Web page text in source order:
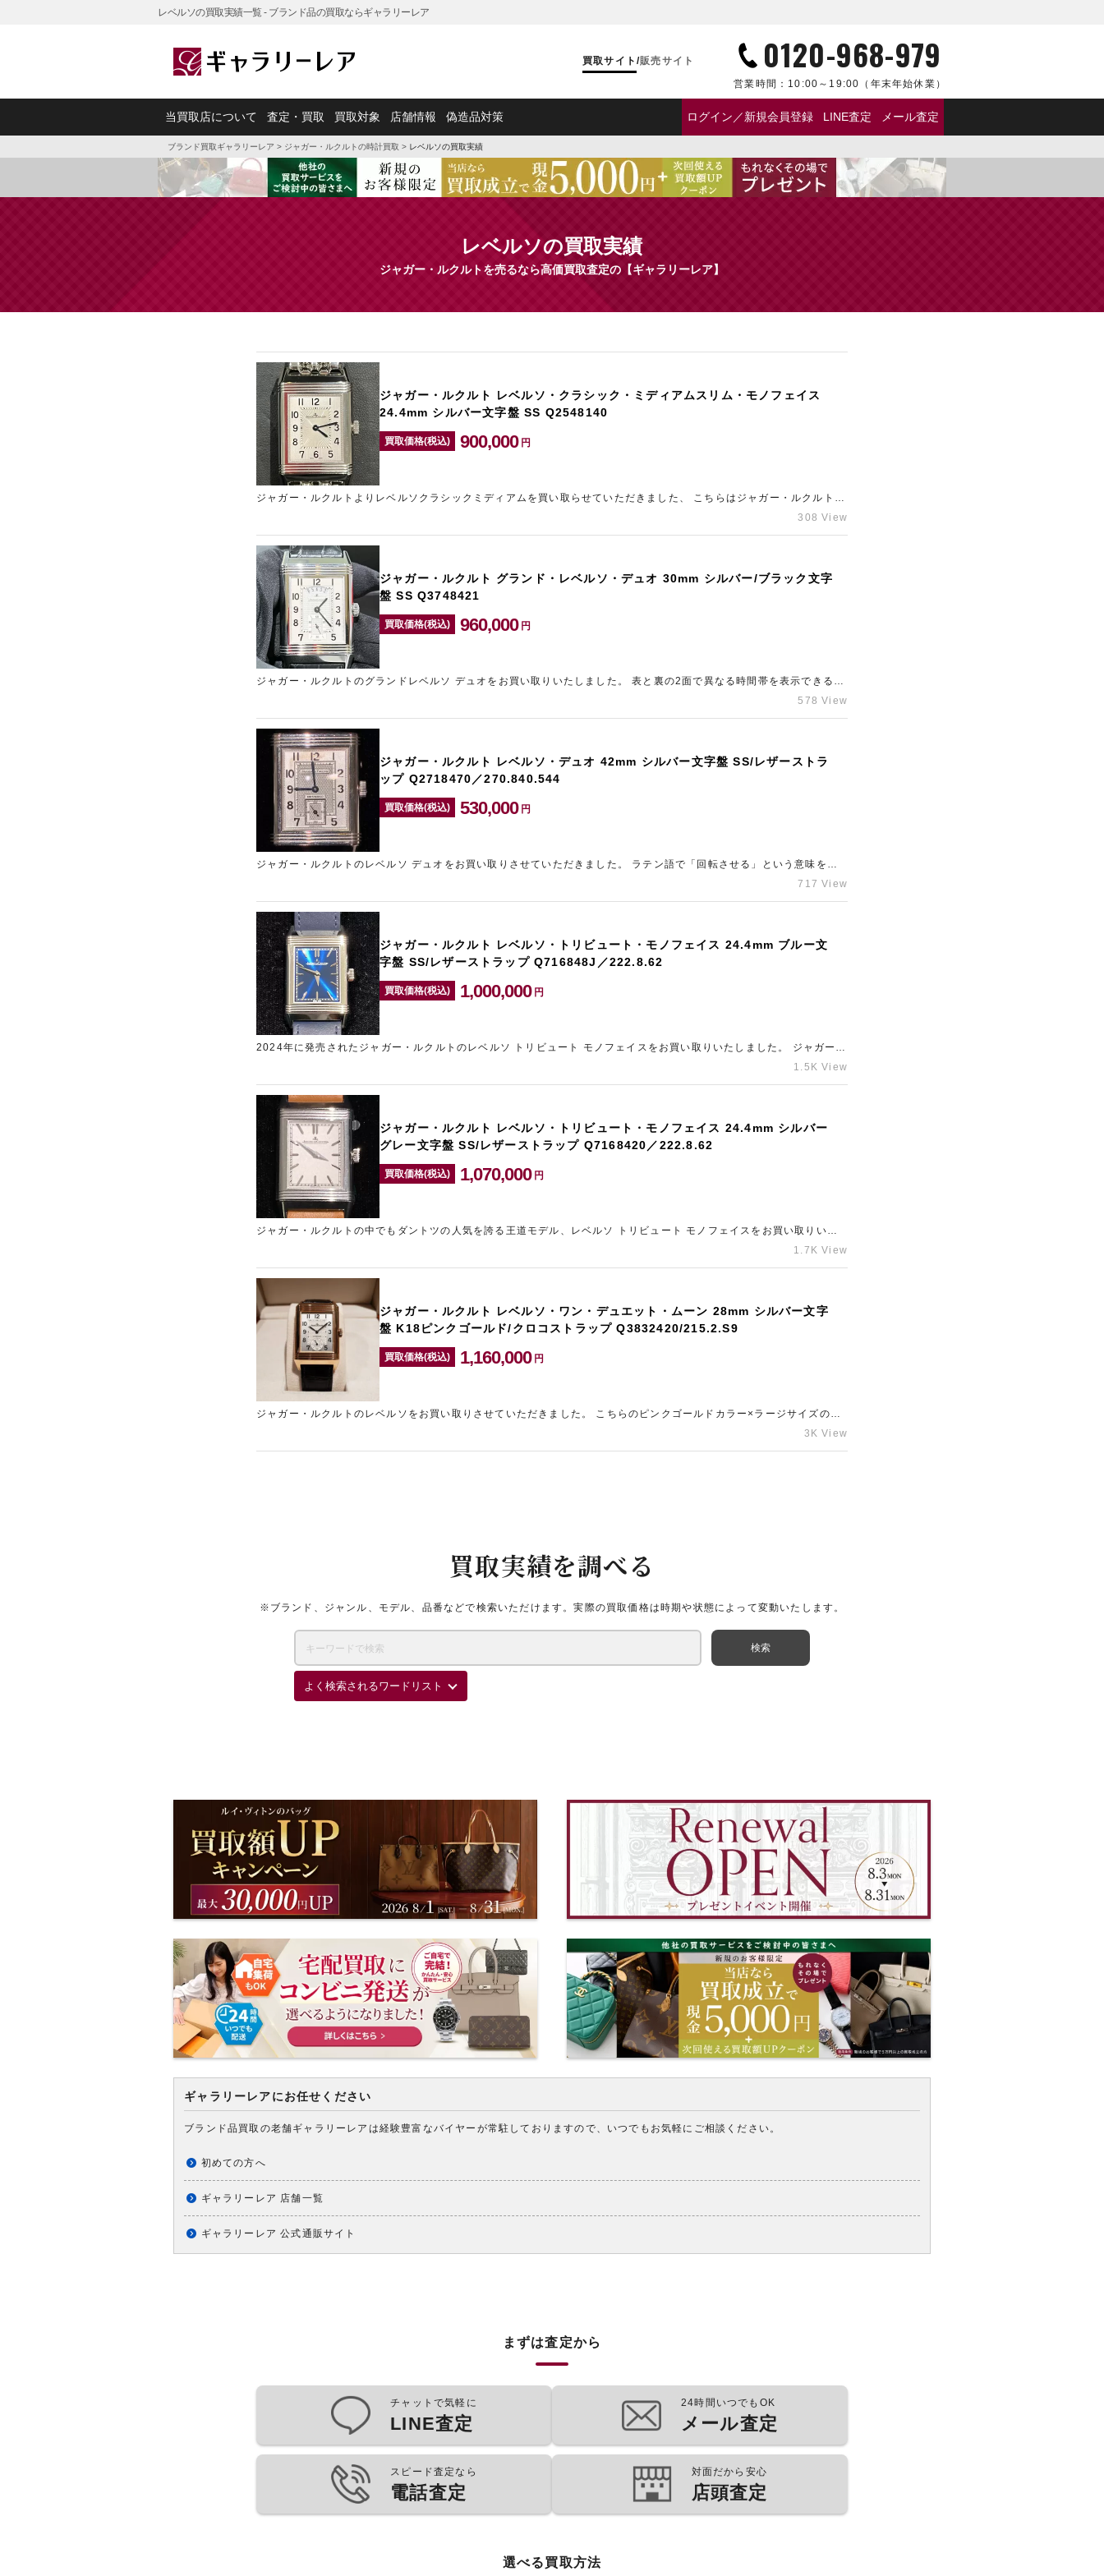
レベルソの買取実績一覧 - ブランド品の買取ならギャラリーレア
買取サイト /販売サイト 0120-968-979
営業時間： 10:00～19:00 （年末年始休業）
当買取店について 査定・買取 買取対象 店舗情報 偽造品対策 ログイン／新規会員登録 LINE査定 メール査定
ブランド買取ギャラリーレア > ジャガー・ルクルトの時計買取 > レベルソの買取実績
レベルソの買取実績
ジャガー・ルクルトを売るなら高価買取査定の【ギャラリーレア】
買取実績を調べる
※ブランド、ジャンル、モデル、品番などで検索いただけます。実際の買取価格は時期や状態によって変動いたします。
よく検索されるワードリスト
ジャガー・ルクルト レベルソ・クラシック・ミディアムスリム・モノフェイス
24.4mm シルバー文字盤 SS Q2548140
買取価格(税込) 900,000 円
ジャガー・ルクルトよりレベルソクラシックミディアムを買い取らせていただきました、 こちらはジャガー・ルクルトを
308 View
ジャガー・ルクルト グランド・レベルソ・デュオ 30mm シルバー/ブラック文字
盤 SS Q3748421
買取価格(税込) 960,000 円
ジャガー・ルクルトのグランドレベルソ デュオをお買い取りいたしました。 表と裏の2面で異なる時間帯を表示できる機
578 View
ジャガー・ルクルト レベルソ・デュオ 42mm シルバー文字盤 SS/レザーストラ
ップ Q2718470／270.840.544
買取価格(税込) 530,000 円
ジャガー・ルクルトのレベルソ デュオをお買い取りさせていただきました。 ラテン語で「回転させる」という意味を持
717 View
ジャガー・ルクルト レベルソ・トリビュート・モノフェイス 24.4mm ブルー文
字盤 SS/レザーストラップ Q716848J／222.8.62
買取価格(税込) 1,000,000 円
2024年に発売されたジャガー・ルクルトのレベルソ トリビュート モノフェイスをお買い取りいたしました。 ジャガー・
1.5K View
ジャガー・ルクルト レベルソ・トリビュート・モノフェイス 24.4mm シルバー
グレー文字盤 SS/レザーストラップ Q7168420／222.8.62
買取価格(税込) 1,070,000 円
ジャガー・ルクルトの中でもダントツの人気を誇る王道モデル、レベルソ トリビュート モノフェイスをお買い取りいた
1.7K View
ジャガー・ルクルト レベルソ・ワン・デュエット・ムーン 28mm シルバー文字
盤 K18ピンクゴールド/クロコストラップ Q3832420/215.2.S9
買取価格(税込) 1,160,000 円
ジャガー・ルクルトのレベルソをお買い取りさせていただきました。 こちらのピンクゴールドカラー×ラージサイズのモ
3K View
ギャラリーレアにお任せください
ブランド品買取の老舗ギャラリーレアは経験豊富なバイヤーが常駐しておりますので、いつでもお気軽にご相談ください。
初めての方へ
ギャラリーレア 店舗一覧
ギャラリーレア 公式通販サイト
まずは査定から
チャットで気軽に
LINE査定
24時間いつでもOK
メール査定
スピード査定なら
電話査定
対面だから安心
店頭査定
選べる買取方法